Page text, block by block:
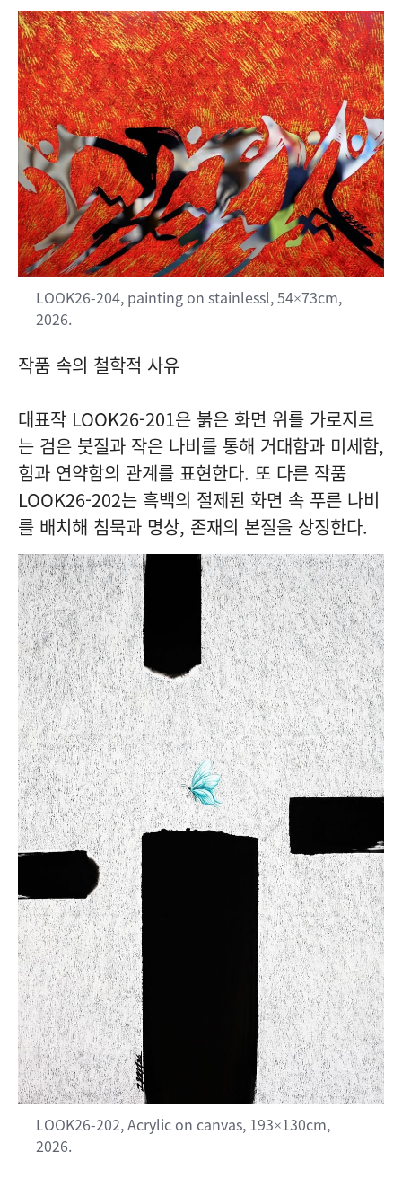
LOOK26-204, painting on stainlessl, 54×73cm,
2026.
작품 속의 철학적 사유
대표작 LOOK26-201은 붉은 화면 위를 가로지르
는 검은 붓질과 작은 나비를 통해 거대함과 미세함,
힘과 연약함의 관계를 표현한다. 또 다른 작품
LOOK26-202는 흑백의 절제된 화면 속 푸른 나비
를 배치해 침묵과 명상, 존재의 본질을 상징한다.
LOOK26-202, Acrylic on canvas, 193×130cm,
2026.